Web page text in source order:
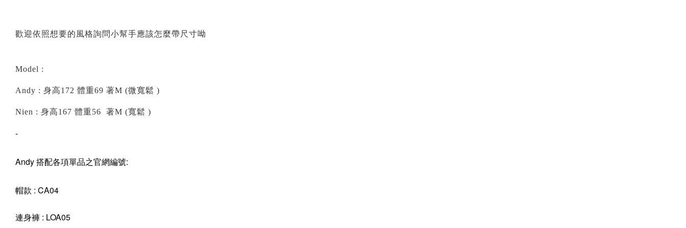
歡迎依照想要的風格詢問小幫手應該怎麼帶尺寸呦
Model :
Andy : 身高172 體重69 著M (微寬鬆 )
Nien : 身高167 體重56 著M (寬鬆 )
-
Andy 搭配各項單品之官網編號:
帽款 : CA04
連身褲 : LOA05